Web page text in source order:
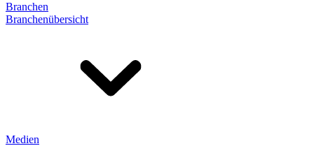
Branchen
Branchenübersicht
Medien